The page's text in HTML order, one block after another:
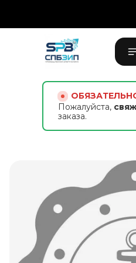
Пожалуйста,
заказа.